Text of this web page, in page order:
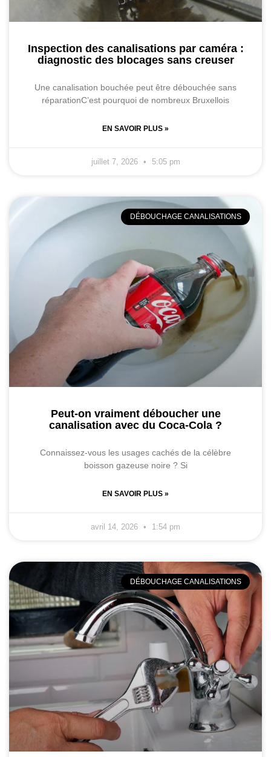
Inspection des canalisations par caméra :
diagnostic des blocages sans creuser
Une canalisation bouchée peut être débouchée sans
réparationC’est pourquoi de nombreux Bruxellois
EN SAVOIR PLUS »
juillet 7, 2026 5:05 pm
DÉBOUCHAGE CANALISATIONS
Peut-on vraiment déboucher une
canalisation avec du Coca-Cola ?
Connaissez-vous les usages cachés de la célèbre
boisson gazeuse noire ? Si
EN SAVOIR PLUS »
avril 14, 2026 1:54 pm
DÉBOUCHAGE CANALISATIONS